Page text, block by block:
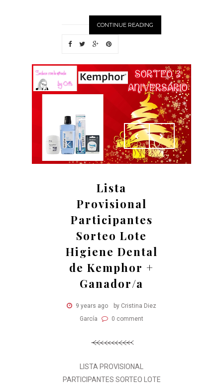
CONTINUE READING
Lista
Provisional
Participantes
Sorteo Lote
Higiene Dental
de Kemphor +
Ganador/a
9 years ago
by Cristina Diez
García
0 comment
LISTA PROVISIONAL
PARTICIPANTES SORTEO LOTE